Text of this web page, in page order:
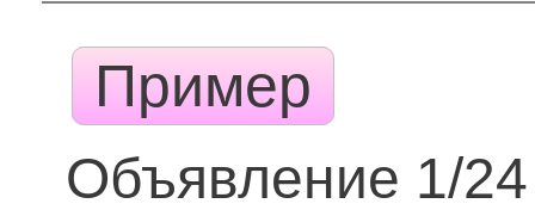
Пример
Объявление 1/24